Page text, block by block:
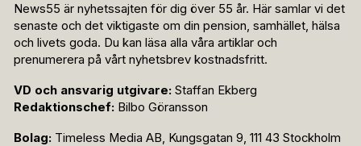
News55 är nyhetssajten för dig över 55 år. Här samlar vi det
senaste och det viktigaste om din pension, samhället, hälsa
och livets goda. Du kan läsa alla våra artiklar och
prenumerera på vårt nyhetsbrev kostnadsfritt.
VD och ansvarig utgivare: Staffan Ekberg
Redaktionschef: Bilbo Göransson
Bolag: Timeless Media AB, Kungsgatan 9, 111 43 Stockholm